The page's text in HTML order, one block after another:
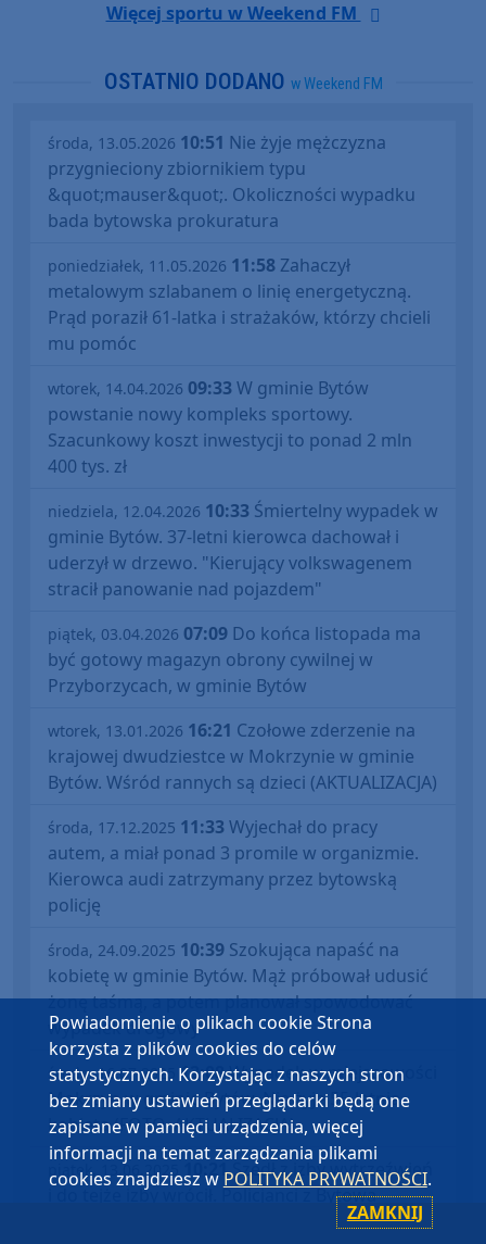
Więcej sportu w Weekend FM
OSTATNIO DODANO w Weekend FM
środa, 13.05.2026 10:51 Nie żyje mężczyzna
przygnieciony zbiornikiem typu
&quot;mauser&quot;. Okoliczności wypadku
bada bytowska prokuratura
poniedziałek, 11.05.2026 11:58 Zahaczył
metalowym szlabanem o linię energetyczną.
Prąd poraził 61-latka i strażaków, którzy chcieli
mu pomóc
wtorek, 14.04.2026 09:33W gminie Bytów
powstanie nowy kompleks sportowy.
Szacunkowy koszt inwestycji to ponad 2 mln
400 tys. zł
niedziela, 12.04.2026 10:33 Śmiertelny wypadek w
gminie Bytów. 37-letni kierowca dachował i
uderzył w drzewo. "Kierujący volkswagenem
stracił panowanie nad pojazdem"
piątek, 03.04.2026 07:09 Do końca listopada ma
być gotowy magazyn obrony cywilnej w
Przyborzycach, w gminie Bytów
wtorek, 13.01.2026 16:21 Czołowe zderzenie na
krajowej dwudziestce w Mokrzynie w gminie
Bytów. Wśród rannych są dzieci (AKTUALIZACJA)
środa, 17.12.2025 11:33Wyjechał do pracy
autem, a miał ponad 3 promile w organizmie.
Kierowca audi zatrzymany przez bytowską
policję
środa, 24.09.2025 10:39 Szokująca napaść na
kobietę w gminie Bytów. Mąż próbował udusić
żonę taśmą, a potem planował spowodować
wypadek drogowy
środa, 16.07.2025 12:08Wypadek w miejscowości
Mokrzyn w gminie Bytów. Nie żyje 55-letnia
kobieta (FOTO, AKTUALIZACJA)
piątek, 13.06.2025 10:21Szedł z izby wytrzeźwień
i do tejże izby wrócił. Policjanci z Bytowa
zatrzymali agresywnego pijanego mężczyznę
Powiadomienie o plikach cookie Strona
korzysta z plików cookies do celów
statystycznych. Korzystając z naszych stron
bez zmiany ustawień przeglądarki będą one
zapisane w pamięci urządzenia, więcej
informacji na temat zarządzania plikami
cookies znajdziesz w POLITYKA PRYWATNOŚCI.
ZAMKNIJ